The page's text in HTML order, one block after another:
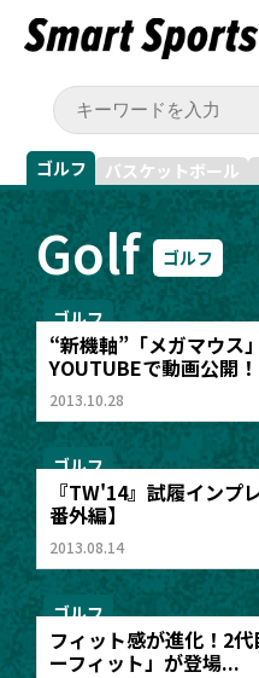
ゴルフ バスケットボール
Golf ゴルフ
ゴルフ
“新機軸”「メガマウス
YOUTUBEで動画公開！
2013.10.28
ゴルフ
『TW'14』試履インプ
番外編】
2013.08.14
ゴルフ
フィット感が進化！2
ーフィット」が登場...